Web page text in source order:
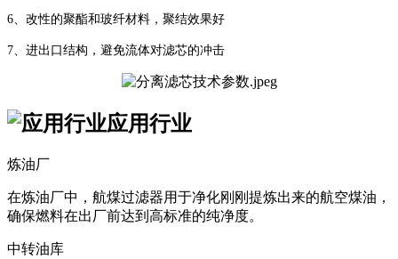
6、改性的聚酯和玻纤材料，聚结效果好
7、进出口结构，避免流体对滤芯的冲击
应用行业
炼油厂
在炼油厂中，航煤过滤器用于净化刚刚提炼出来的航空煤油，
确保燃料在出厂前达到高标准的纯净度。
中转油库